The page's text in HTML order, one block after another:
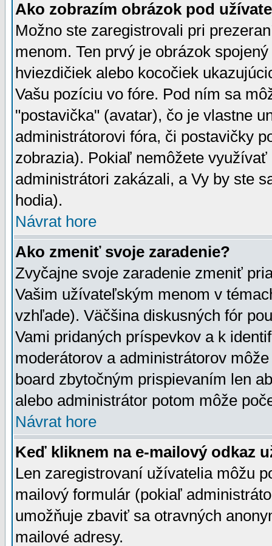
Ako zobrazím obrázok pod
Možno ste zaregistrovali pri
menom. Ten prvý je obrázok
hviezdičiek alebo kocočiek
Vašu pozíciu vo fóre. Pod ním sa
"postavička" (avatar), čo je vlastne
administrátorovi fóra, či postavičky
zobrazia). Pokiaľ nemôžete
administrátori zakázali, a Vy by ste
hodia).
Návrat hore
Ako zmeniť svoje zaradenie?
Zvyčajne svoje zaradenie zmeniť
Vašim užívateľským menom v
vzhľade). Väčšina diskusných fór
Vami pridaných príspevkov a k
moderátorov a administrátorov
board zbytočným prispievaním len
alebo administrátor potom môže
Návrat hore
Keď kliknem na e-mailový odkaz
Len zaregistrovaní užívatelia môžu
mailový formulár (pokiaľ
umožňuje zbaviť sa otravných
mailové adresy.